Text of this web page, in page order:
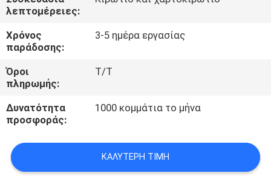
ΈΛΕΓΧΟΣ
ΜΑΣ
ΕΛΆΤΕ
ΣΕ
ΕΠΑΦΉ
ΜΕ
ΖΗΤΉΣΤΕ
λεπτομέρειες:
Χρόνος
παράδοσης:
3-5 ημέρα εργασίας
Όροι
πληρωμής:
T/T
Δυνατότητα
προσφοράς:
1000 κομμάτια το μήνα
ΚΑΛΎΤΕΡΗ ΤΙΜΉ